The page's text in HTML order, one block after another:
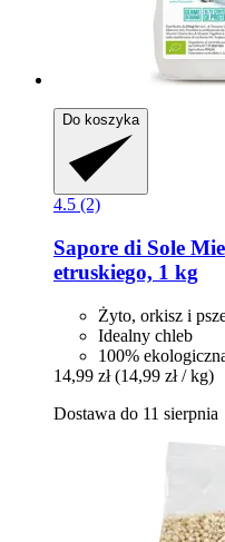
Do koszyka
4.5 (2)
Sapore di Sole
etruskiego, 1 kg
Żyto, orkisz i
Idealny chleb
100%
14,99 zł (14,99 zł / kg)
Dostawa do 11 sierpnia